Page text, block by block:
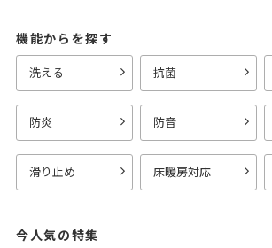
機能からを探す
洗える 抗菌
防炎 防音
滑り止め 床暖房対応
今人気の特集